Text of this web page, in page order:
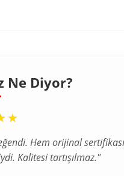
Ne Diyor?
Hem orijinal
Kalitesi tartışılmaz."